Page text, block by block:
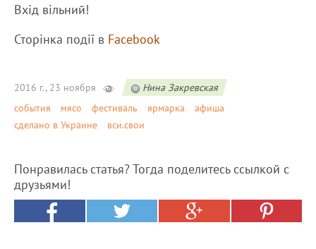
Вхід вільний!
Сторінка події в Facebook
2016 г., 23 ноября
Нина Закревская
события
мясо фестиваль ярмарка
афиша
сделано в Украине
вси.свои
Понравилась статья? Тогда поделитесь ссылкой с
друзьями!